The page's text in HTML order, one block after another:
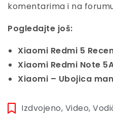
komentarima i na
Pogledajte još:
Xiaomi Redmi 5
Xiaomi Redmi Note
Xiaomi – Ubojica
Izdvojeno, Video,